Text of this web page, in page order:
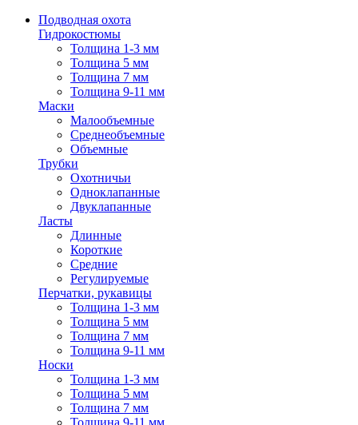
Подводная охота
Гидрокостюмы
Толщина 1-3 мм
Толщина 5 мм
Толщина 7 мм
Толщина 9-11 мм
Маски
Малообъемные
Среднеобъемные
Объемные
Трубки
Охотничьи
Одноклапанные
Двуклапанные
Ласты
Длинные
Короткие
Средние
Регулируемые
Перчатки, рукавицы
Толщина 1-3 мм
Толщина 5 мм
Толщина 7 мм
Толщина 9-11 мм
Носки
Толщина 1-3 мм
Толщина 5 мм
Толщина 7 мм
Толщина 9-11 мм